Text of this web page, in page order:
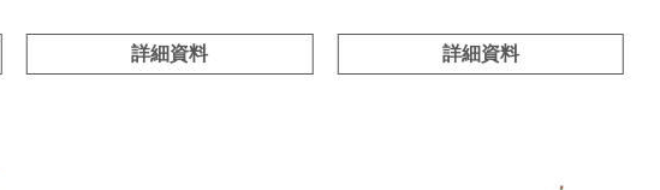
詳細資料 詳細資料